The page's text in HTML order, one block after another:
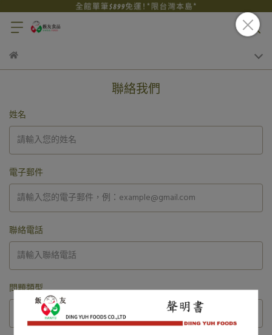
聯絡我們
姓名
電子郵件
聯絡電話
問題類型